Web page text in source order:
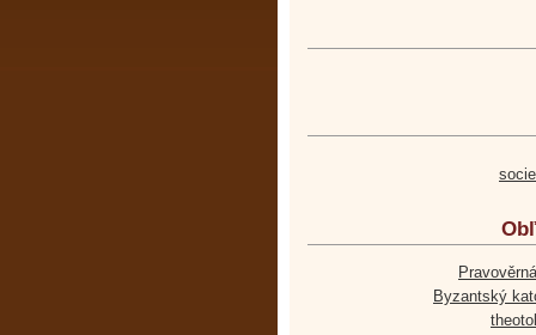
Byzantský